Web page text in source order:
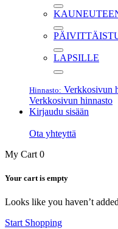
LAPSILLE
Hinnasto: Verkkosivun
Verkkosivun hinnasto
Kirjaudu sisään
Ota yhteyttä
My Cart 0
Your cart is empty
Looks like you haven’t
Start Shopping